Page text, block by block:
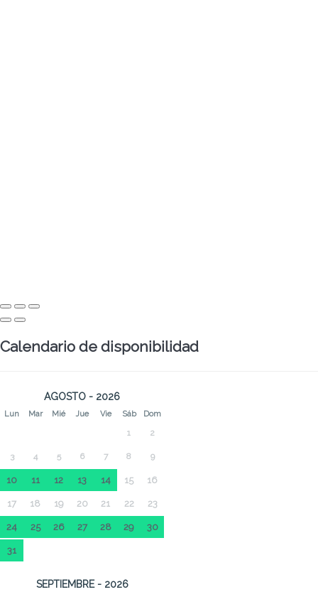
Calendario de disponibilidad
AGOSTO - 2026
Lun Mar Mié Jue Vie Sáb Dom
1 2
3 4 5 6 7 8 9
10 11 12 13 14 15 16
17 18 19 20 21 22 23
24 25 26 27 28 29 30
31
SEPTIEMBRE - 2026